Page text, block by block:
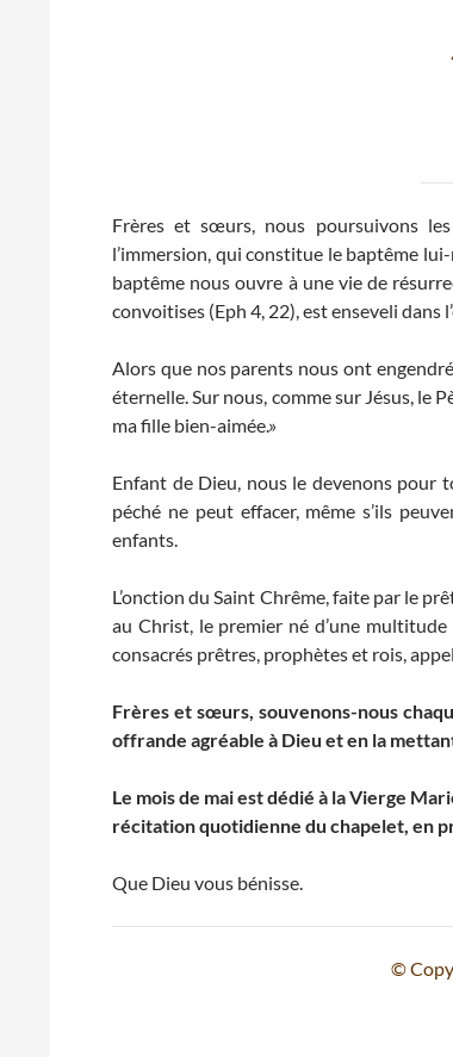
Frères et sœurs, nous poursuivons
l’immersion, qui constitue le baptême
baptême nous ouvre à une vie de
convoitises (Eph 4, 22), est enseveli
Alors que nos parents nous ont
éternelle. Sur nous, comme sur Jésus, le
ma fille bien-aimée.»
Enfant de Dieu, nous le devenons pour
péché ne peut effacer, même s’ils
enfants.
L’onction du Saint Chrême, faite par le
au Christ, le premier né d’une
consacrés prêtres, prophètes et rois,
Frères et sœurs, souvenons-nous
offrande agréable à Dieu et en la
Le mois de mai est dédié à la Vierge
récitation quotidienne du chapelet, en
Que Dieu vous bénisse.
©